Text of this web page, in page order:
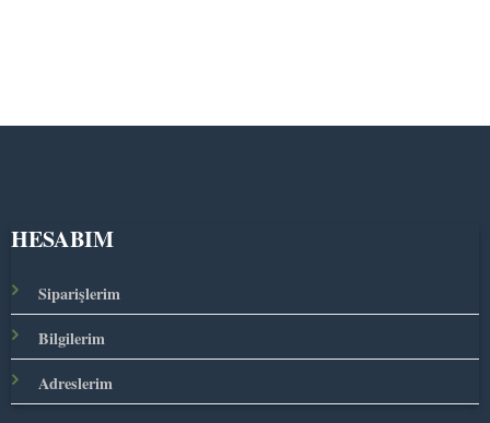
HESABIM
Siparişlerim
Bilgilerim
Adreslerim